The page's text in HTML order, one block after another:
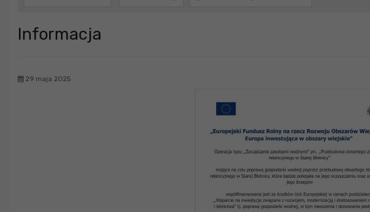
Informacja
29 maja 2025